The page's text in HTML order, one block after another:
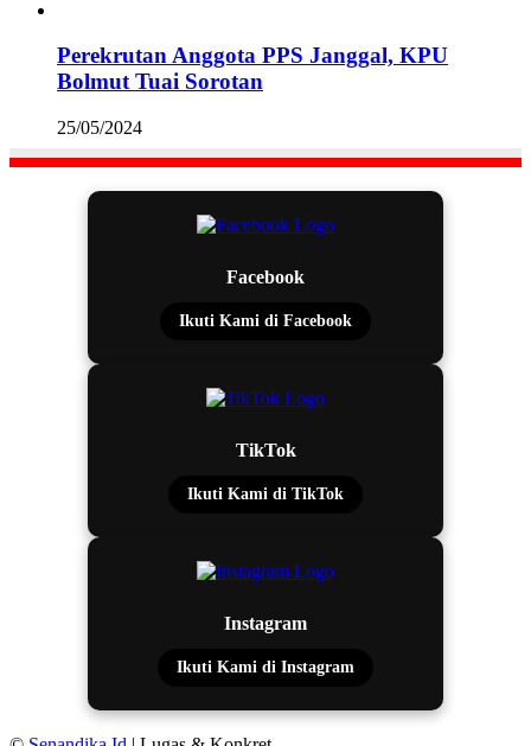
Perekrutan Anggota PPS Janggal, KPU
Bolmut Tuai Sorotan
25/05/2024
Facebook
Ikuti Kami di Facebook
TikTok
Ikuti Kami di TikTok
Instagram
Ikuti Kami di Instagram